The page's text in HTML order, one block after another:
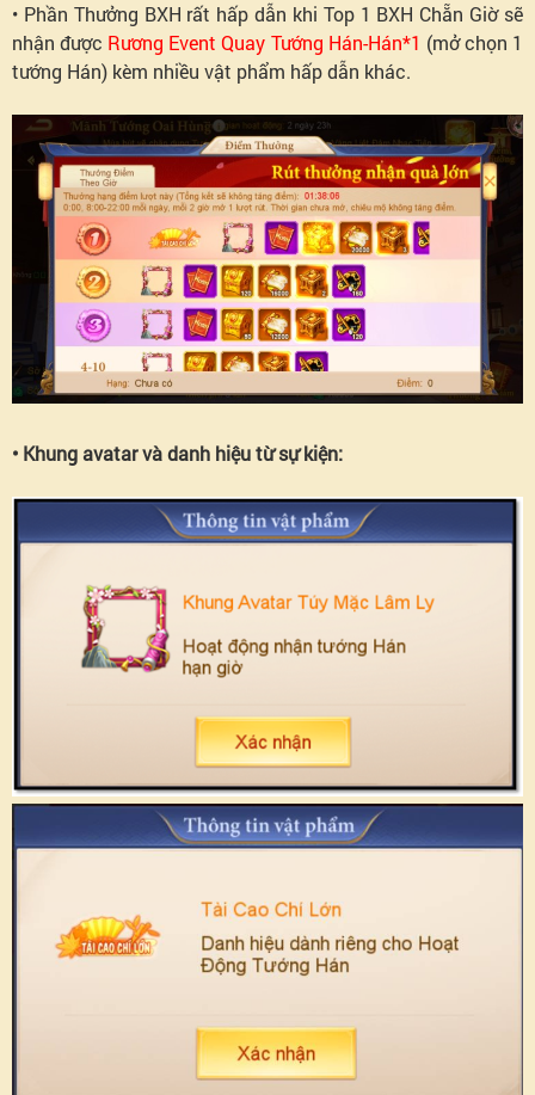
• Phần Thưởng BXH rất hấp dẫn khi Top 1 BXH Chẵn Giờ sẽ
nhận được Rương Event Quay Tướng Hán-Hán*1 (mở chọn 1
tướng Hán) kèm nhiều vật phẩm hấp dẫn khác.
• Khung avatar và danh hiệu từ sự kiện: